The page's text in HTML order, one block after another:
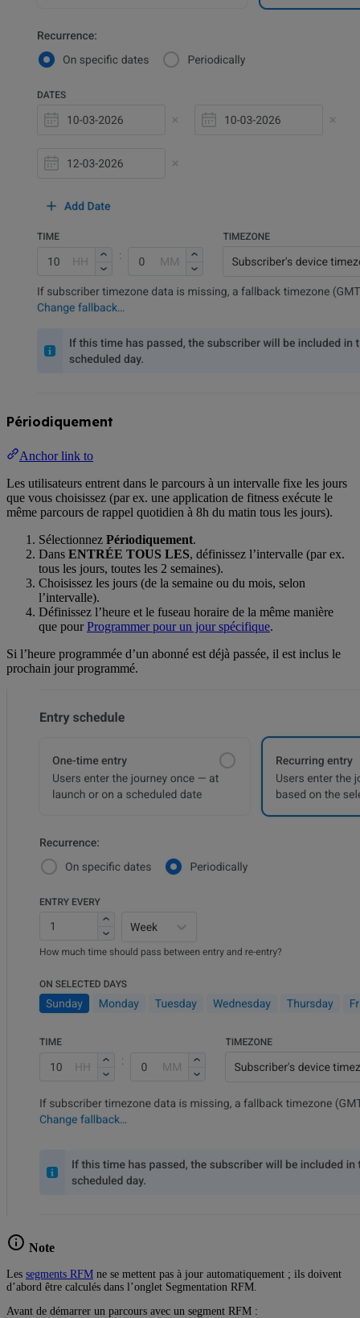
Périodiquement
Anchor link to
Les utilisateurs entrent dans le parcours à un intervalle fixe les jours
que vous choisissez (par ex. une application de fitness exécute le
même parcours de rappel quotidien à 8h du matin tous les jours).
Sélectionnez Périodiquement.
Dans ENTRÉE TOUS LES, définissez l’intervalle (par ex.
tous les jours, toutes les 2 semaines).
Choisissez les jours (de la semaine ou du mois, selon
l’intervalle).
Définissez l’heure et le fuseau horaire de la même manière
que pourProgrammer pour un jour spécifique.
Si l’heure programmée d’un abonné est déjà passée, il est inclus le
prochain jour programmé.
Note
Les segments RFM ne se mettent pas à jour automatiquement ; ils doivent
d’abord être calculés dans l’onglet Segmentation RFM.
Avant de démarrer un parcours avec un segment RFM :